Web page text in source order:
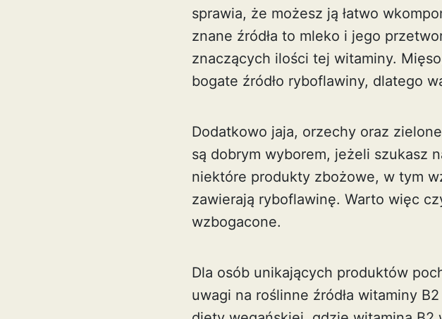
sprawia, że możesz ją łatwo
znane źródła to mleko i jego
znaczących ilości tej witaminy.
bogate źródło ryboflawiny, dlatego
Dodatkowo jaja, orzechy oraz
są dobrym wyborem, jeżeli szukasz
niektóre produkty zbożowe, w tym
zawierają ryboflawinę. Warto więc
wzbogacone.
Dla osób unikających produktów
uwagi na roślinne źródła witaminy